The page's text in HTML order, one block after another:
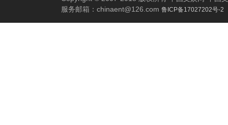
服务邮箱： chinaent@126.com 鲁ICP备17027202号-2